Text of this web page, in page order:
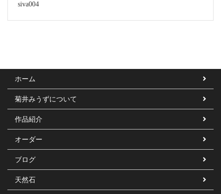
siva004
ホーム
菊井みうずについて
作品紹介
オーダー
ブログ
天然石